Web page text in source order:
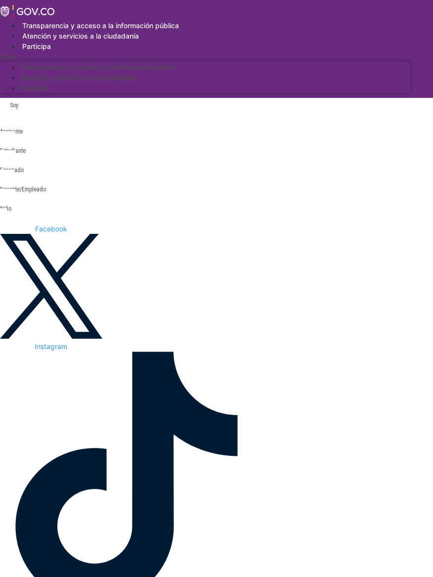
Saltar
al
contenidoTransparencia y acceso a la información pública
Atención y servicios a la ciudadanía
Participa
Menu
Transparencia y acceso a la información pública
Atención y servicios a la ciudadanía
Participa
Soy:
Aspirante
Estudiante
Egresado
Docente/Empleado
Niño
Facebook
Instagram